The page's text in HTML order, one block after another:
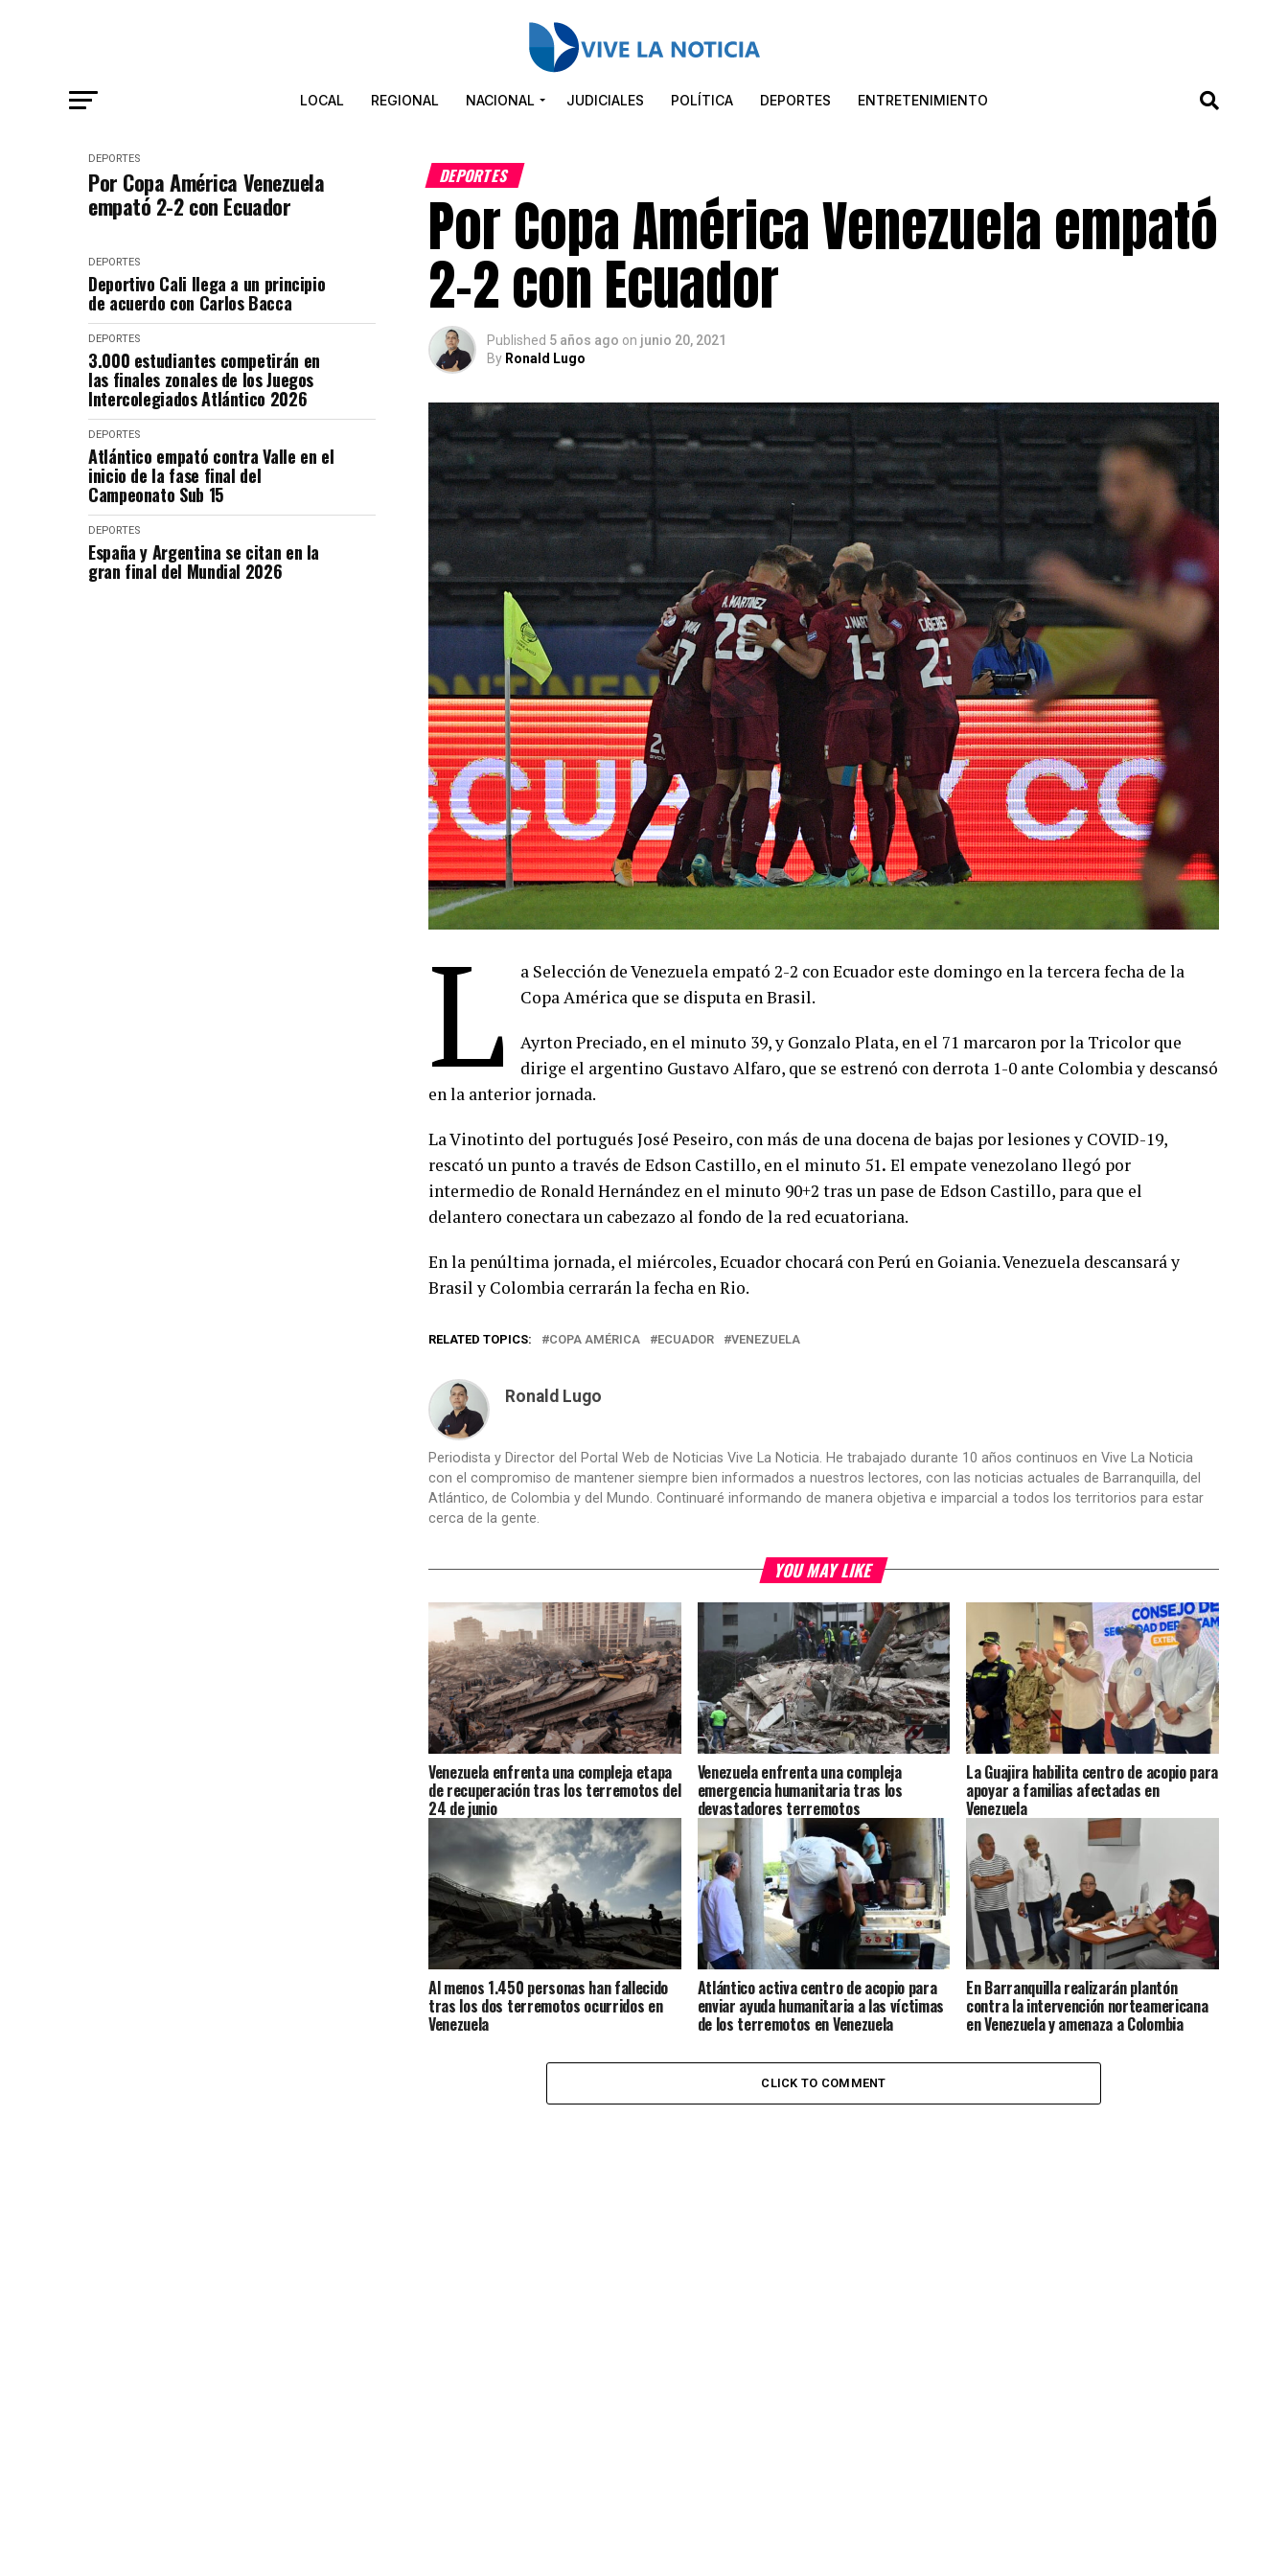
LOCAL REGIONAL NACIONAL JUDICIALES POLÍTICA DEPORTES ENTRETENIMIENTO
DEPORTES
Por Copa América Venezuela
empató 2-2 con Ecuador
DEPORTES
Deportivo Cali llega a un principio
de acuerdo con Carlos Bacca
DEPORTES
3.000 estudiantes competirán en
las finales zonales de los Juegos
Intercolegiados Atlántico 2026
DEPORTES
Atlántico empató contra Valle en el
inicio de la fase final del
Campeonato Sub 15
DEPORTES
España y Argentina se citan en la
gran final del Mundial 2026
DEPORTES
Por Copa América Venezuela empató
2-2 con Ecuador
Published 5 años ago on junio 20, 2021
By Ronald Lugo
L
a Selección de Venezuela empató 2-2 con Ecuador este domingo en la tercera fecha de la
Copa América que se disputa en Brasil.
Ayrton Preciado, en el minuto 39, y Gonzalo Plata, en el 71 marcaron por la Tricolor que
dirige el argentino Gustavo Alfaro, que se estrenó con derrota 1-0 ante Colombia y descansó
en la anterior jornada.
La Vinotinto del portugués José Peseiro, con más de una docena de bajas por lesiones y COVID-19,
rescató un punto a través de Edson Castillo, en el minuto 51. El empate venezolano llegó por
intermedio de Ronald Hernández en el minuto 90+2 tras un pase de Edson Castillo, para que el
delantero conectara un cabezazo al fondo de la red ecuatoriana.
En la penúltima jornada, el miércoles, Ecuador chocará con Perú en Goiania. Venezuela descansará y
Brasil y Colombia cerrarán la fecha en Rio.
RELATED TOPICS: COPA AMÉRICA ECUADOR VENEZUELA
Ronald Lugo
Periodista y Director del Portal Web de Noticias Vive La Noticia. He trabajado durante 10 años continuos en Vive La Noticia
con el compromiso de mantener siempre bien informados a nuestros lectores, con las noticias actuales de Barranquilla, del
Atlántico, de Colombia y del Mundo. Continuaré informando de manera objetiva e imparcial a todos los territorios para estar
cerca de la gente.
YOU MAY LIKE
Venezuela enfrenta una compleja etapa
de recuperación tras los terremotos del
24 de junio
Venezuela enfrenta una compleja
emergencia humanitaria tras los
devastadores terremotos
La Guajira habilita centro de acopio para
apoyar a familias afectadas en
Venezuela
Al menos 1.450 personas han fallecido
tras los dos terremotos ocurridos en
Venezuela
Atlántico activa centro de acopio para
enviar ayuda humanitaria a las víctimas
de los terremotos en Venezuela
En Barranquilla realizarán plantón
contra la intervención norteamericana
en Venezuela y amenaza a Colombia
CLICK TO COMMENT